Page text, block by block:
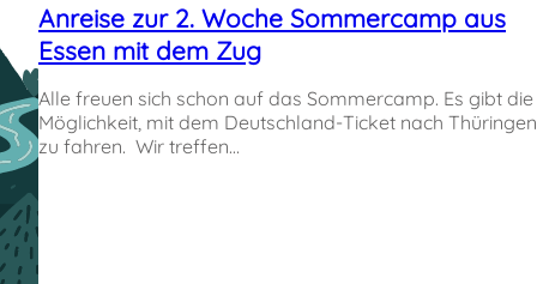
Anreise zur 2. Woche Sommercamp aus
Essen mit dem Zug
Alle freuen sich schon auf das Sommercamp. Es gibt die
Möglichkeit, mit dem Deutschland-Ticket nach Thüringen
zu fahren. Wir treffen…